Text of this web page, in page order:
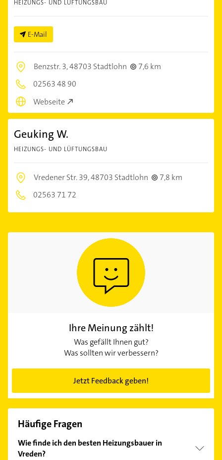
HEIZUNGS- UND LÜFTUNGSBAU
E-Mail
Benzstr. 3,48703 Stadtlohn
7,6 km
02563 48 90
Webseite
Geuking W.
HEIZUNGS- UND LÜFTUNGSBAU
Vredener Str. 39,48703 Stadtlohn
7,8 km
02563 71 72
Ihre Meinung zählt!
Was gefällt Ihnen gut?
Was sollten wir verbessern?
Jetzt Feedback geben!
Häufige Fragen
Wie finde ich den besten Heizungsbauer in
Vreden?